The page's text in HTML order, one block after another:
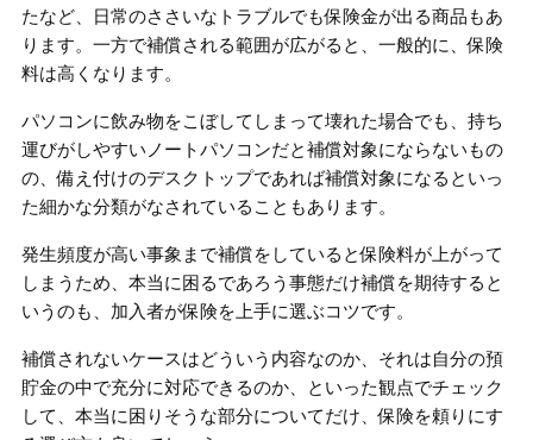
たなど、日常のささいなトラブルでも保険金が出る商品もあ
ります。一方で補償される範囲が広がると、一般的に、保険
料は高くなります。
パソコンに飲み物をこぼしてしまって壊れた場合でも、持ち
運びがしやすいノートパソコンだと補償対象にならないもの
の、備え付けのデスクトップであれば補償対象になるといっ
た細かな分類がなされていることもあります。
発生頻度が高い事象まで補償をしていると保険料が上がって
しまうため、本当に困るであろう事態だけ補償を期待すると
いうのも、加入者が保険を上手に選ぶコツです。
補償されないケースはどういう内容なのか、それは自分の預
貯金の中で充分に対応できるのか、といった観点でチェック
して、本当に困りそうな部分についてだけ、保険を頼りにす